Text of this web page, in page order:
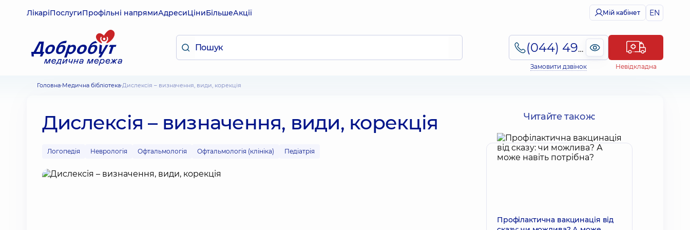
ЛікаріПослугиПрофільні напрямиАдресиЦіниБільшеАкції Мій кабінет EN
(044) 495-2-888
Замовити дзвінок Невідкладна
Головна Медична бібліотека Дислексія – визначення, види, корекція
Дислексія – визначення, види, корекція
Логопедія Неврологія Офтальмологія Офтальмологія (клініка) Педіатрія
Читайте також:
Профілактична вакцинація від